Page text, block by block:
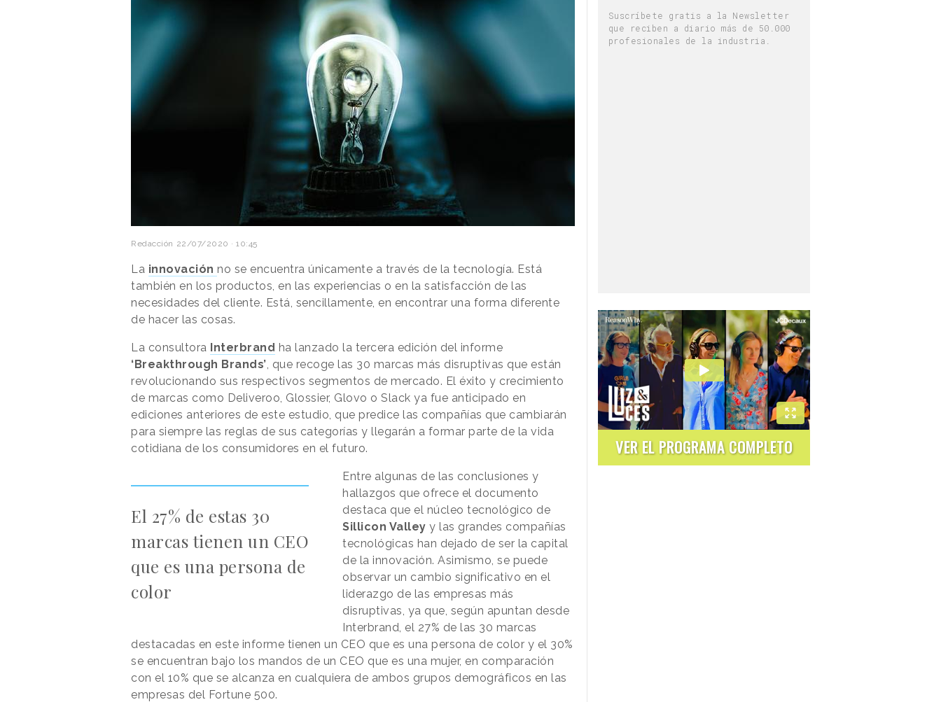
Redacción 22/07/2020 · 10:45
La innovación no se encuentra únicamente a través de la tecnología. Está
también en los productos, en las experiencias o en la satisfacción de las
necesidades del cliente. Está, sencillamente, en encontrar una forma diferente
de hacer las cosas.
La consultora Interbrand ha lanzado la tercera edición del informe
‘Breakthrough Brands’ , que recoge las 30 marcas más disruptivas que están
revolucionando sus respectivos segmentos de mercado. El éxito y crecimiento
de marcas como Deliveroo, Glossier, Glovo o Slack ya fue anticipado en
ediciones anteriores de este estudio, que predice las compañías que cambiarán
para siempre las reglas de sus categorías y llegarán a formar parte de la vida
cotidiana de los consumidores en el futuro.
El 27% de estas 30
marcas tienen un CEO
que es una persona de
color
Entre algunas de las conclusiones y
hallazgos que ofrece el documento
destaca que el núcleo tecnológico de
Sillicon Valley y las grandes compañías
tecnológicas han dejado de ser la capital
de la innovación. Asimismo, se puede
observar un cambio significativo en el
liderazgo de las empresas más
disruptivas, ya que, según apuntan desde
Interbrand, el 27% de las 30 marcas
destacadas en este informe tienen un CEO que es una persona de color y el 30%
se encuentran bajo los mandos de un CEO que es una mujer, en comparación
con el 10% que se alcanza en cualquiera de ambos grupos demográficos en las
empresas del Fortune 500.
Suscríbete gratis a la Newsletter
que reciben a diario más de 50.000
profesionales de la industria.
VER EL PROGRAMA COMPLETO